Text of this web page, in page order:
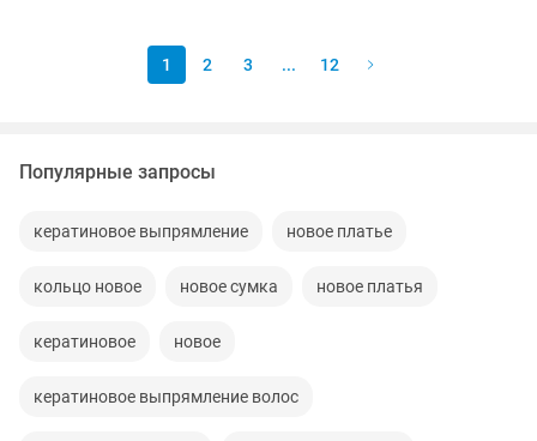
1 2 3 ... 12
Популярные запросы
кератиновое выпрямление новое платье
кольцо новое новое сумка новое платья
кератиновое новое
кератиновое выпрямление волос